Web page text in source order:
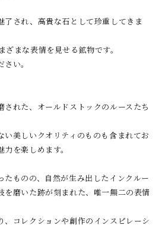
了され、高貴な石として珍重してきま
まな表情を見せる鉱物です。
い。
された、オールドストックのルースたち
い美しいクオリティのものも含まれてお
を楽しめます。
たものの、自然が生み出したインクルー
を磨いた跡が刻まれた、唯一無二の表情
、コレクションや創作のインスピレーシ